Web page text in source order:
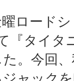
ロード
『タイタ
た。今回